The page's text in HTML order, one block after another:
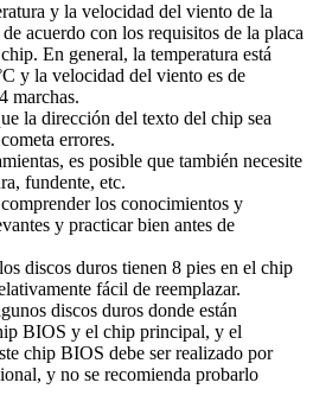
y la velocidad del viento de la
acuerdo con los requisitos de la placa
En general, la temperatura está
y la velocidad del viento es de
marchas.
la dirección del texto del chip sea
errores.
es posible que también necesite
fundente, etc.
los conocimientos y
y practicar bien antes de
discos duros tienen 8 pies en el chip
fácil de reemplazar.
discos duros donde están
BIOS y el chip principal, y el
chip BIOS debe ser realizado por
y no se recomienda probarlo